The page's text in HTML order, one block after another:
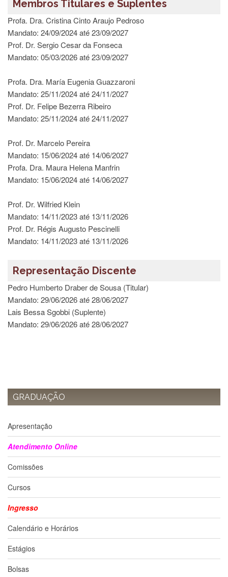
GRADUAÇÃO
Apresentação
Atendimento
Comissões
Cursos
Curricularização
Ingresso
Calendário
e
Estágios
Permanência
Estudantil
Disponíveis
Aluno
Apresentação
Atendimento
Auxílio
à
Pró-
Reitoria
de
PG
Comissão
Pós-
graduação
Diplomas
Membros Titulares e Suplentes
Profa. Dra. Cristina Cinto Araujo Pedroso
Mandato: 24/09/2024 até 23/09/2027
Prof. Dr. Sergio Cesar da Fonseca
Mandato: 05/03/2026 até 23/09/2027
Profa. Dra. María Eugenia Guazzaroni
Mandato: 25/11/2024 até 24/11/2027
Prof. Dr. Felipe Bezerra Ribeiro
Mandato: 25/11/2024 até 24/11/2027
Prof. Dr. Marcelo Pereira
Mandato: 15/06/2024 até 14/06/2027
Profa. Dra. Maura Helena Manfrin
Mandato: 15/06/2024 até 14/06/2027
Prof. Dr. Wilfried Klein
Mandato: 14/11/2023 até 13/11/2026
Prof. Dr. Régis Augusto Pescinelli
Mandato: 14/11/2023 até 13/11/2026
Representação Discente
Pedro Humberto Draber de Sousa (Titular)
Mandato: 29/06/2026 até 28/06/2027
Lais Bessa Sgobbi (Suplente)
Mandato: 29/06/2026 até 28/06/2027
GRADUAÇÃO
Apresentação
Atendimento Online
Comissões
Cursos
Ingresso
Calendário e Horários
Estágios
Bolsas